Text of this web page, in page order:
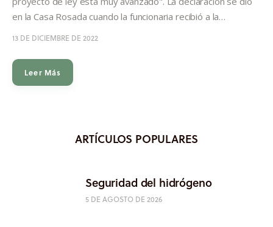
en la Casa Rosada cuando la funcionaria recibió a la…
13 DE DICIEMBRE DE 2022
Leer Más
ARTÍCULOS POPULARES
Seguridad del hidrógeno
5 DE AGOSTO DE 2026